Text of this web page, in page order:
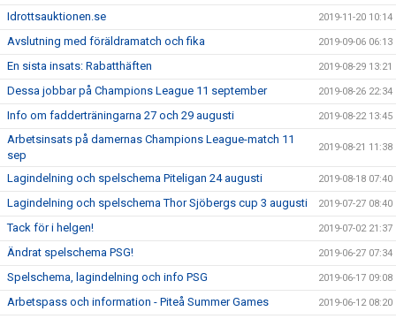
Idrottsauktionen.se 2019-11-20 10:14
Avslutning med föräldramatch och fika 2019-09-06 06:13
En sista insats: Rabatthäften 2019-08-29 13:21
Dessa jobbar på Champions League 11 september 2019-08-26 22:34
Info om fadderträningarna 27 och 29 augusti 2019-08-22 13:45
Arbetsinsats på damernas Champions League-match 11
sep
2019-08-21 11:38
Lagindelning och spelschema Piteligan 24 augusti 2019-08-18 07:40
Lagindelning och spelschema Thor Sjöbergs cup 3 augusti 2019-07-27 08:40
Tack för i helgen! 2019-07-02 21:37
Ändrat spelschema PSG! 2019-06-27 07:34
Spelschema, lagindelning och info PSG 2019-06-17 09:08
Arbetspass och information - Piteå Summer Games 2019-06-12 08:20